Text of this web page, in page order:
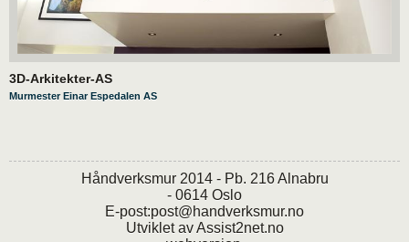
3D-Arkitekter-AS
Murmester Einar Espedalen AS
Håndverksmur 2014 - Pb. 216 Alnabru
- 0614 Oslo
E-post:post@handverksmur.no
Utviklet avAssist2net.no